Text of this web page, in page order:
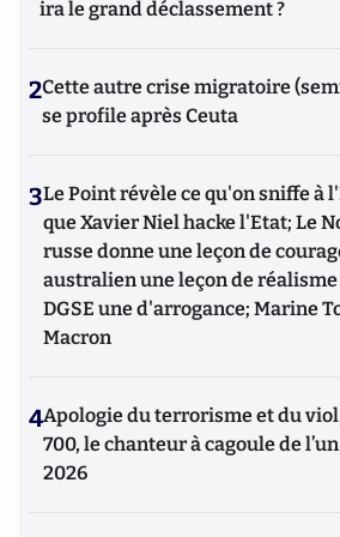
ira le grand déclassement ?
2Cette autre crise migratoire
se profile après Ceuta
3Le Point révèle ce qu'on sniffe à
que Xavier Niel hacke l'Etat; Le
russe donne une leçon de
australien une leçon de réalisme
DGSE une d'arrogance; Marine
Macron
4Apologie du terrorisme et du
700, le chanteur à cagoule de
2026